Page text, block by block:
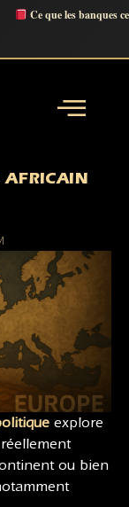
Ce que les banques
AFRICAIN
explore
ou bien